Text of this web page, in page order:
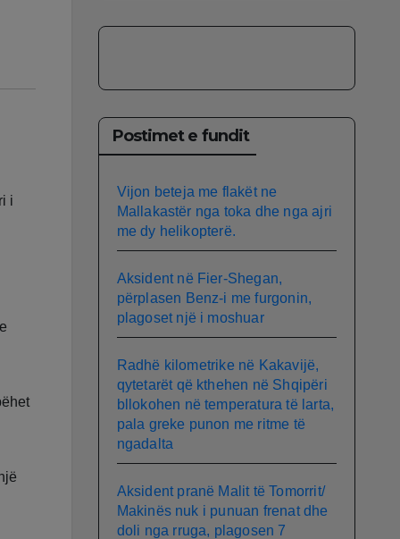
i
Postimet e fundit
Vijon beteja me flakët ne
Mallakastër nga toka dhe nga ajri
me dy helikopterë.
Aksident në Fier-Shegan,
përplasen Benz-i me furgonin,
plagoset një i moshuar
Radhë kilometrike në Kakavijë,
qytetarët që kthehen në Shqipëri
bllokohen në temperatura të larta,
pala greke punon me ritme të
ngadalta
Aksident pranë Malit të Tomorrit/
Makinës nuk i punuan frenat dhe
doli nga rruga, plagosen 7